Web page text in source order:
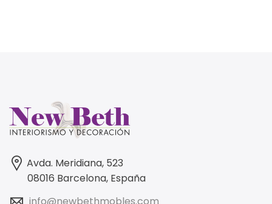
Avda. Meridiana, 523
08016 Barcelona, España